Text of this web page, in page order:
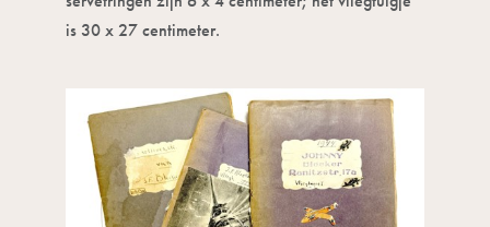
is 30 x 27 centimeter.